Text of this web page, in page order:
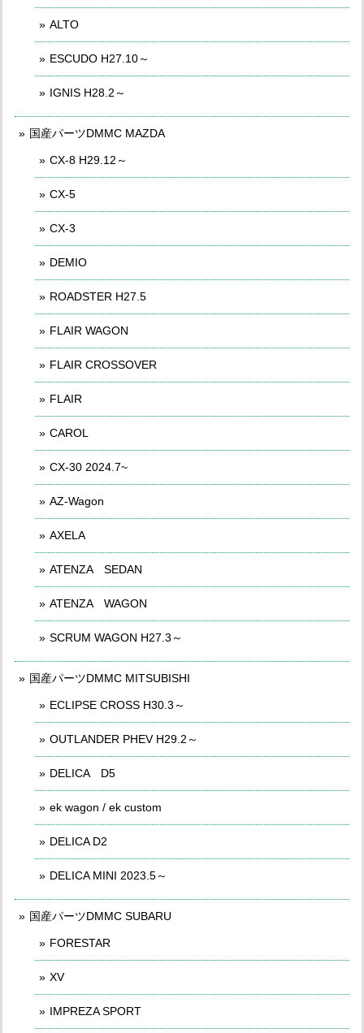
ALTO
ESCUDO H27.10～
IGNIS H28.2～
国産パーツDMMC MAZDA
CX-8 H29.12～
CX-5
CX-3
DEMIO
ROADSTER H27.5
FLAIR WAGON
FLAIR CROSSOVER
FLAIR
CAROL
CX-30 2024.7~
AZ-Wagon
AXELA
ATENZA SEDAN
ATENZA WAGON
SCRUM WAGON H27.3～
国産パーツDMMC MITSUBISHI
ECLIPSE CROSS H30.3～
OUTLANDER PHEV H29.2～
DELICA D5
ek wagon / ek custom
DELICA D2
DELICA MINI 2023.5～
国産パーツDMMC SUBARU
FORESTAR
XV
IMPREZA SPORT